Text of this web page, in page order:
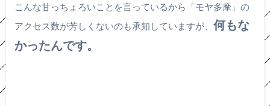
こんな甘っちょろいことを言っているから「モヤ多摩」の
アクセス数が芳しくないのも承知していますが、 何もな
かったんです。